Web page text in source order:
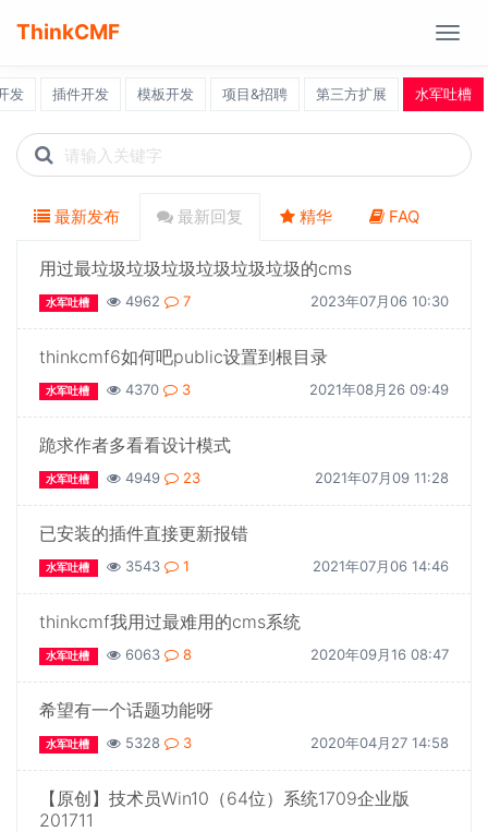
ThinkCMF
发 插件开发 模板开发 项目&招聘 第三方扩展 水军吐槽
Search
icons
最新发布 最新回复 精华 FAQ
用过最垃圾垃圾垃圾垃圾垃圾垃圾的cms
水军吐槽 4962 7 2023年07月06 10:30
thinkcmf6如何吧public设置到根目录
水军吐槽 4370 3 2021年08月26 09:49
跪求作者多看看设计模式
水军吐槽 4949 23 2021年07月09 11:28
已安装的插件直接更新报错
水军吐槽 3543 1 2021年07月06 14:46
thinkcmf我用过最难用的cms系统
水军吐槽 6063 8 2020年09月16 08:47
希望有一个话题功能呀
水军吐槽 5328 3 2020年04月27 14:58
【原创】技术员Win10（64位）系统1709企业版
201711